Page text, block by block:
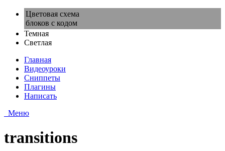
Цветовая схема
блоков с кодом
Темная
Светлая
Главная
Видеоуроки
Сниппеты
Плагины
Написать
Меню
transitions